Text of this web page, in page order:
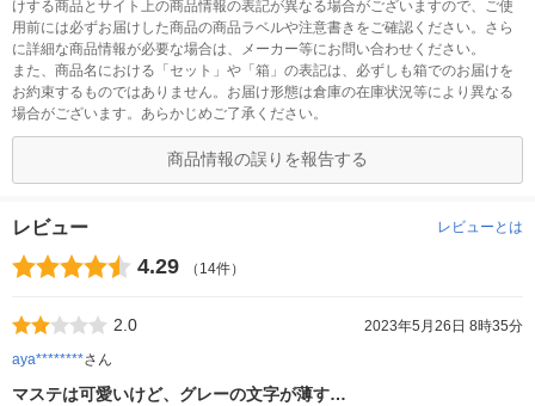
けする商品とサイト上の商品情報の表記が異なる場合がございますので、ご使
用前には必ずお届けした商品の商品ラベルや注意書きをご確認ください。さら
に詳細な商品情報が必要な場合は、メーカー等にお問い合わせください。
また、商品名における「セット」や「箱」の表記は、必ずしも箱でのお届けを
お約束するものではありません。お届け形態は倉庫の在庫状況等により異なる
場合がございます。あらかじめご了承ください。
商品情報の誤りを報告する
レビュー レビューとは
4.29 （14件）
2.0
2023年5月26日 8時35分
aya********さん
マステは可愛いけど、グレーの文字が薄す…